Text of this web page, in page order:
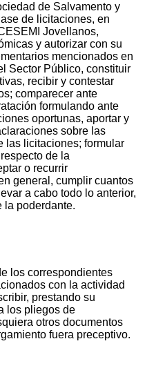
de Salvamento y
de licitaciones, en
Jovellanos,
y autorizar con su
mencionados en
Sector Público, constituir
recibir y contestar
comparecer ante
formulando ante
oportunas, aportar y
sobre las
las licitaciones; formular
de la
o recurrir
general, cumplir cuantos
a cabo todo lo anterior,
la poderdante.
los correspondientes
con la actividad
prestando su
los pliegos de
otros documentos
fuera preceptivo.